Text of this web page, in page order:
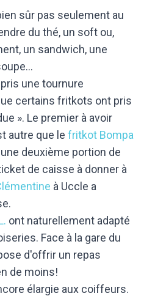
sûr pas seulement au
du thé, un soft ou,
un sandwich, une
une tournure
certains fritkots ont pris
». Le premier à avoir
autre que le fritkot Bompa
deuxième portion de
de caisse à donner à
à Uccle a
ont naturellement adapté
Face à la gare du
d'offrir un repas
de moins!
élargie aux coiffeurs.